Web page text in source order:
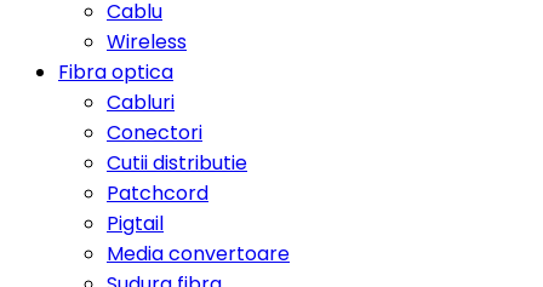
Cablu
Wireless
Fibra optica
Cabluri
Conectori
Cutii distributie
Patchcord
Pigtail
Media convertoare